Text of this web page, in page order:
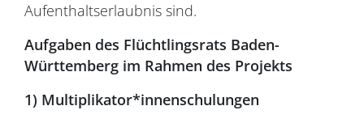
Aufenthaltserlaubnis sind.
Aufgaben des Flüchtlingsrats Baden-
Württemberg im Rahmen des Projekts
1) Multiplikator*innenschulungen